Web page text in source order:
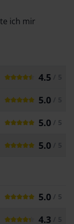
ich mir
4.5
5.0
5.0 / 5
5.0
5.0 / 5
4.3